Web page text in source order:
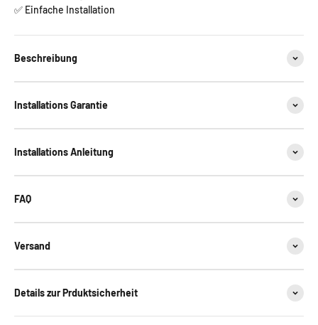
✅ Einfache Installation
Beschreibung
Installations Garantie
Installations Anleitung
FAQ
Versand
Details zur Prduktsicherheit